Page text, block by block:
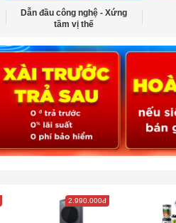
Dẫn đầu công nghệ - Xứng
tầm vị thế
2.990.000đ